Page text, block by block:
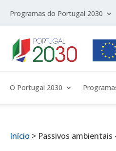
Programas do Portugal 2030
O Portugal 2030
Início > Passivos